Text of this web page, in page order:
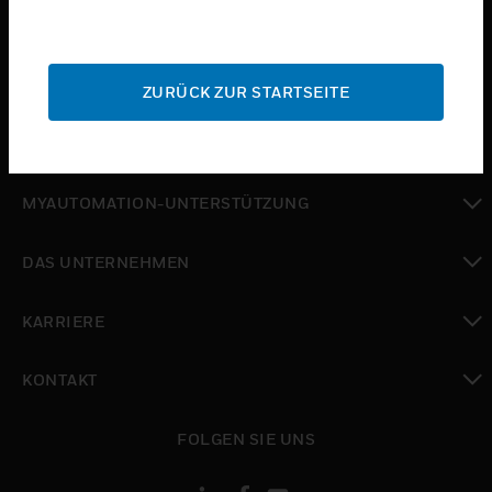
toggle view
toggle view
MYAUTOMATION-UNTERSTÜTZUNG
DAS UNTERNEHMEN
KARRIERE
KONTAKT
FOLGEN SIE UNS
ZURÜCK ZUR STARTSEITE